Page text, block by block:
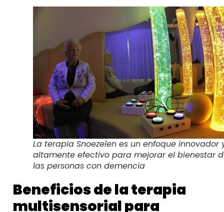
La terapia Snoezelen es un enfoque innovador
altamente efectivo para mejorar el bienestar
las personas con demencia
Beneficios de la terapia
multisensorial para